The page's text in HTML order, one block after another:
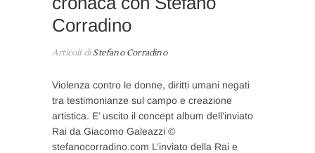
Corradino
Articoli diStefano Corradino
Violenza contro le donne, diritti umani negati
tra testimonianze sul campo e creazione
artistica. E’ uscito il concept album dell’inviato
Rai da Giacomo Galeazzi ©
stefanocorradino.com L’inviato della Rai e